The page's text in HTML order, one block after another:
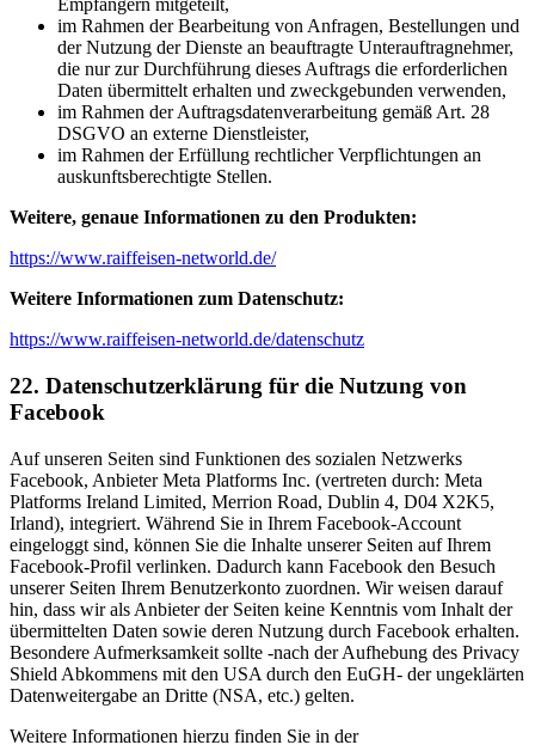
Empfängern mitgeteilt,
im Rahmen der Bearbeitung von Anfragen, Bestellungen und
der Nutzung der Dienste an beauftragte Unterauftragnehmer,
die nur zur Durchführung dieses Auftrags die erforderlichen
Daten übermittelt erhalten und zweckgebunden verwenden,
im Rahmen der Auftragsdatenverarbeitung gemäß Art. 28
DSGVO an externe Dienstleister,
im Rahmen der Erfüllung rechtlicher Verpflichtungen an
auskunftsberechtigte Stellen.
Weitere, genaue Informationen zu den Produkten:
https://www.raiffeisen-networld.de/
Weitere Informationen zum Datenschutz:
https://www.raiffeisen-networld.de/datenschutz
22. Datenschutzerklärung für die Nutzung von
Facebook
Auf unseren Seiten sind Funktionen des sozialen Netzwerks
Facebook, Anbieter Meta Platforms Inc. (vertreten durch: Meta
Platforms Ireland Limited, Merrion Road, Dublin 4, D04 X2K5,
Irland), integriert. Während Sie in Ihrem Facebook-Account
eingeloggt sind, können Sie die Inhalte unserer Seiten auf Ihrem
Facebook-Profil verlinken. Dadurch kann Facebook den Besuch
unserer Seiten Ihrem Benutzerkonto zuordnen. Wir weisen darauf
hin, dass wir als Anbieter der Seiten keine Kenntnis vom Inhalt der
übermittelten Daten sowie deren Nutzung durch Facebook erhalten.
Besondere Aufmerksamkeit sollte -nach der Aufhebung des Privacy
Shield Abkommens mit den USA durch den EuGH- der ungeklärten
Datenweitergabe an Dritte (NSA, etc.) gelten.
Weitere Informationen hierzu finden Sie in der